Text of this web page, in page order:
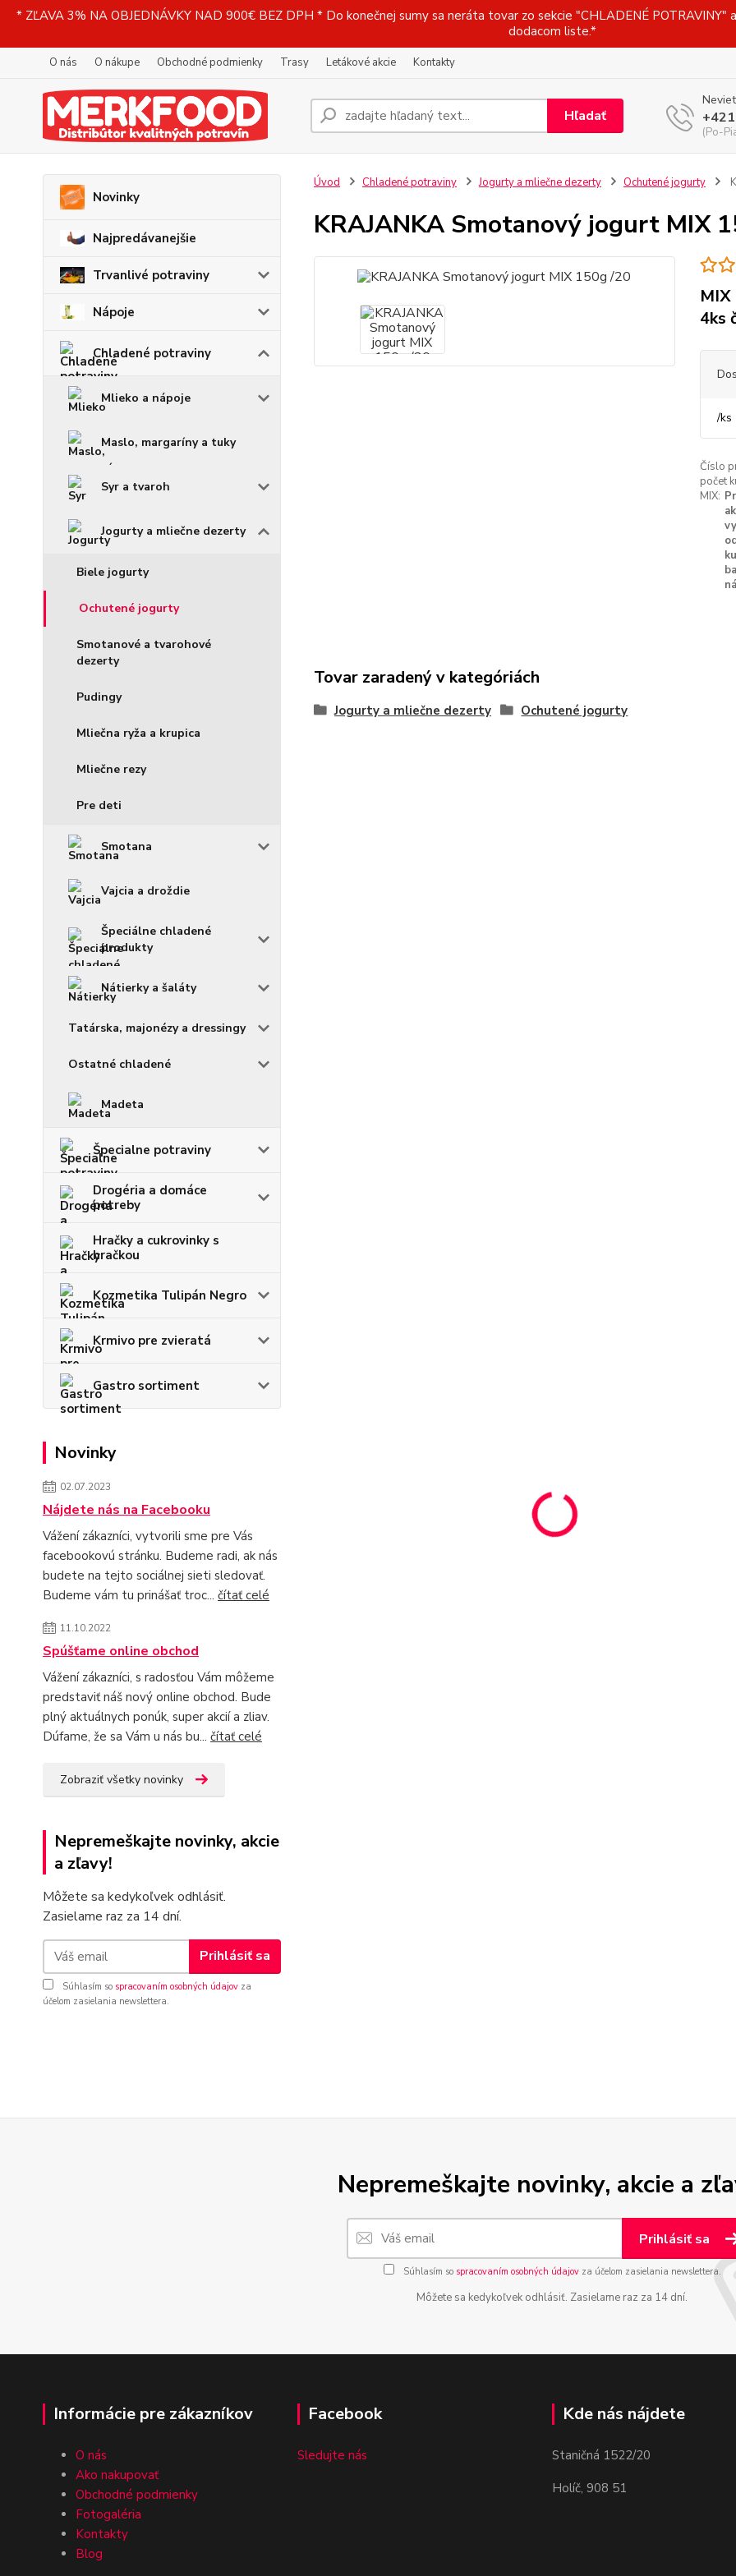
* ZĽAVA 3% NA OBJEDNÁVKY NAD 900€ BEZ DPH * Do konečnej sumy sa neráta tovar zo sekcie "CHLADENÉ
dodacom liste.*
O nás O nákupe Obchodné podmienky Trasy Letákové akcie Kontakty
Hľadať
(Po-
Novinky
Najpredávanejšie
Trvanlivé potraviny
Nápoje
Chladené potraviny
Mlieko a nápoje
Maslo, margaríny a tuky
Syr a tvaroh
Jogurty a mliečne dezerty
Biele jogurty
Ochutené jogurty
Smotanové a tvarohové
dezerty
Pudingy
Mliečna ryža a krupica
Mliečne rezy
Pre deti
Smotana
Vajcia a droždie
Špeciálne chladené
produkty
Nátierky a šaláty
Tatárska, majonézy a dressingy
Ostatné chladené
Madeta
Špecialne potraviny
Drogéria a domáce
potreby
Hračky a cukrovinky s
hračkou
Kozmetika Tulipán Negro
Krmivo pre zvieratá
Gastro sortiment
Novinky
02.07.2023
Nájdete nás na Facebooku
Vážení zákazníci, vytvorili sme pre Vás
facebookovú stránku. Budeme radi, ak nás
budete na tejto sociálnej sieti sledovať.
Budeme vám tu prinášať troc... čítať celé
11.10.2022
Spúšťame online obchod
Vážení zákazníci, s radosťou Vám môžeme
predstaviť náš nový online obchod. Bude
plný aktuálnych ponúk, super akcií a zliav.
Dúfame, že sa Vám u nás bu... čítať celé
Zobraziť všetky novinky
Nepremeškajte novinky, akcie
a zľavy!
Môžete sa kedykoľvek odhlásiť.
Zasielame raz za 14 dní.
Prihlásiť sa
Súhlasím so spracovaním osobných údajov za
účelom zasielania newslettera.
Úvod Chladené potraviny Jogurty a mliečne dezerty Ochutené jogurty
KRAJANKA Smotanový jogurt MIX
MIX
4ks
/ks
Číslo
počet
MIX:
Tovar zaradený v kategóriách
Jogurty a mliečne dezerty Ochutené jogurty
Nepremeškajte novinky, akcie a
Prihlásiť sa
Súhlasím so spracovaním osobných údajovza účelom zasielania newslettera.
Môžete sa kedykoľvek odhlásiť. Zasielame raz za 14 dní.
Informácie pre zákazníkov
O nás
Ako nakupovať
Obchodné podmienky
Fotogaléria
Kontakty
Blog
Facebook
Sledujte nás
Kde nás nájdete
Staničná 1522/20
Holíč, 908 51